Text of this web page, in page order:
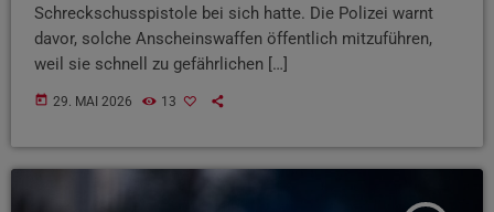
Schreckschusspistole bei sich hatte. Die Polizei warnt
davor, solche Anscheinswaffen öffentlich mitzuführen,
weil sie schnell zu gefährlichen […]
today 29. MAI 2026 13